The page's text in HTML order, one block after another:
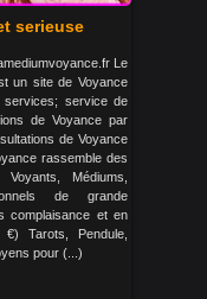
serieuse
Le
un site de Voyance
services; service de
de Voyance par
de Voyance
rassemble des
Médiums,
de grande
complaisance et en
Tarots, Pendule,
pour (...)